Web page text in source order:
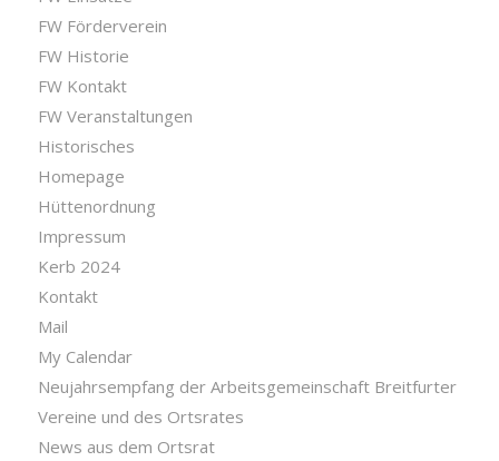
FW Förderverein
FW Historie
FW Kontakt
FW Veranstaltungen
Historisches
Homepage
Hüttenordnung
Impressum
Kerb 2024
Kontakt
Mail
My Calendar
Neujahrsempfang der Arbeitsgemeinschaft Breitfurter
Vereine und des Ortsrates
News aus dem Ortsrat